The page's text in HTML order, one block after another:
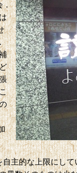
．
主的な上限にし